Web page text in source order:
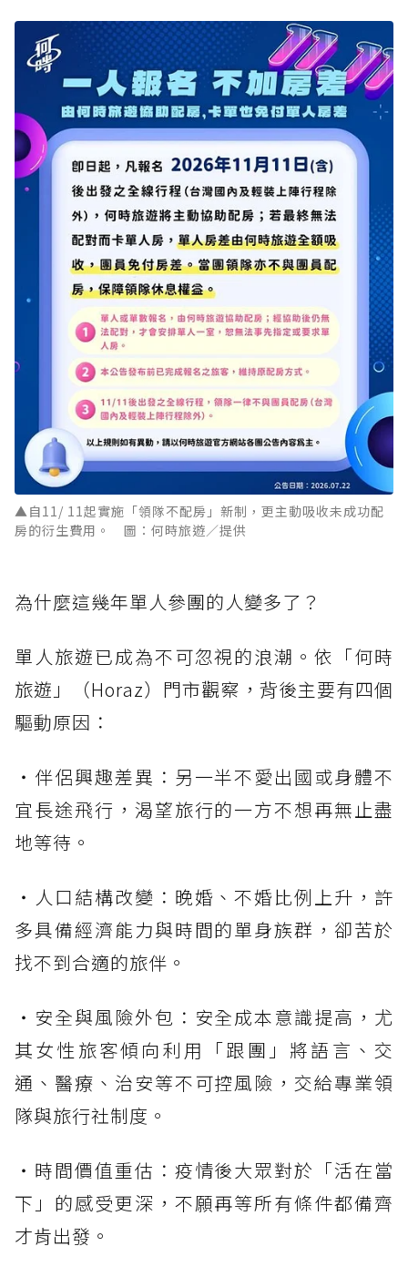
▲自11/ 11起實施「領隊不配房」新制，更主動吸收未成功配
房的衍生費用。 圖：何時旅遊／提供
為什麼這幾年單人參團的人變多了？
單人旅遊已成為不可忽視的浪潮。依「何時
旅遊」（Horaz）門市觀察，背後主要有四個
驅動原因：
・伴侶興趣差異：另一半不愛出國或身體不
宜長途飛行，渴望旅行的一方不想再無止盡
地等待。
・人口結構改變：晚婚、不婚比例上升，許
多具備經濟能力與時間的單身族群，卻苦於
找不到合適的旅伴。
・安全與風險外包：安全成本意識提高，尤
其女性旅客傾向利用「跟團」將語言、交
通、醫療、治安等不可控風險，交給專業領
隊與旅行社制度。
・時間價值重估：疫情後大眾對於「活在當
下」的感受更深，不願再等所有條件都備齊
才肯出發。